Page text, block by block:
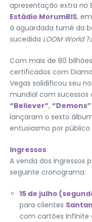
apresentação extra no
Estádio MorumBIS, em
à aguardada turnê da
sucedida LOOM World
Com mais de 80
certificados com
Vegas solidificou seu
mundial com sucessos
“Believer”, “Demons”
lançaram o sexto
entusiasmo por
Ingressos
A venda dos ingressos
seguinte cronograma:
15 de julho
para clientes
com cartões Infinite